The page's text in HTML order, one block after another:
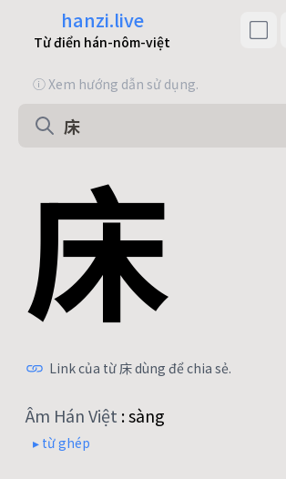
hanzi.live
Từ điển hán-nôm-việt
ⓘ Xem hướng dẫn sử dụng.
床
Link của từ 床 dùng để chia sẻ.
Âm Hán Việt :sàng
▸ từ ghép